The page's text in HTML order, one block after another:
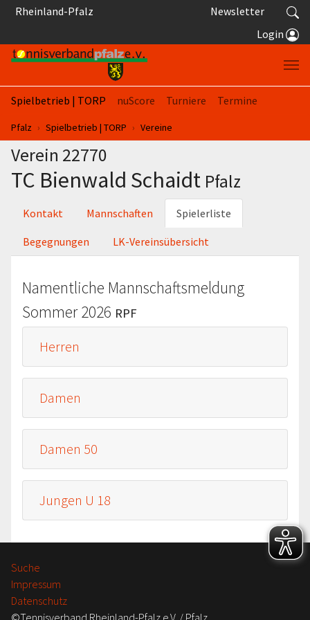
Springe zum Seiteninhalt
Rheinland-Pfalz
Newsletter
Login
Spielbetrieb | TORP nuScore Turniere
Termine
Sie sind hier:
Pfalz Spielbetrieb | TORP Vereine
Verein 22770
TC Bienwald Schaidt Pfalz
Kontakt Mannschaften Spielerliste
Begegnungen LK-Vereinsübersicht
Namentliche Mannschaftsmeldung
Sommer 2026 RPF
Herren
Damen
Damen 50
Jungen U 18
Suche
Impressum
Datenschutz
©Tennisverband Rheinland-Pfalz e.V. / Pfalz